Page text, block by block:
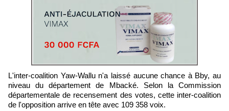
L'inter-coalition Yaw-Wallu n'a laissé aucune chance à Bby, au
niveau du département de Mbacké. Selon la Commission
départementale de recensement des votes, cette inter-coalition
de l'opposition arrive en tête avec 109 358 voix.